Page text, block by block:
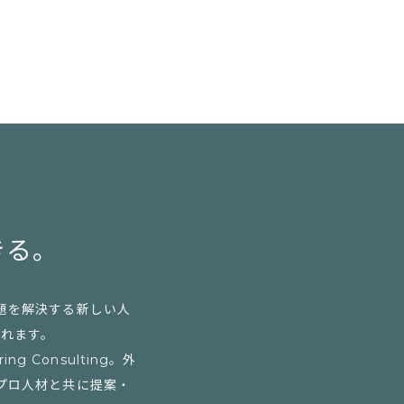
。
を解決する新しい人
ます。
Consulting。外
人材と共に提案・